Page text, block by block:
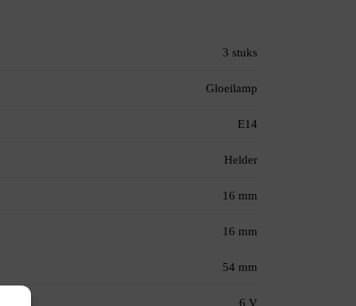
3 stuks
Gloeilamp
E14
Helder
16 mm
16 mm
54 mm
6 V